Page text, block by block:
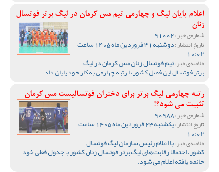
اعلام پایان لیگ و چهارمی تیم مس کرمان در لیگ برتر فوتسال
زنان
شماره‌ی خبر :
تاریخ انتشار : دوشنبه 31 فروردین ماه 1405 ساعت
10:02
خلاصه‌ی خبر :تیم فوتسال زنان مس کرمان در لیگ
برتر فوتسال این فصل کشور با رتبه چهارمی به کار خود پایان داد.
رتبه چهارمی لیگ برتر برای دختران فوتسالیست مس کرمان
تثبیت می شود؟!
شماره‌ی خبر :
تاریخ انتشار : یکشنبه 23 فروردین ماه 1405 ساعت
10:02
خلاصه‌ی خبر :با اعلام رئیس سازمان لیگ فوتسال
کشور، احتمالا رقابت های لیگ برتر فوتسال زنان کشور با جدول فعلی خود
خاتمه یافته اعلام می شود.